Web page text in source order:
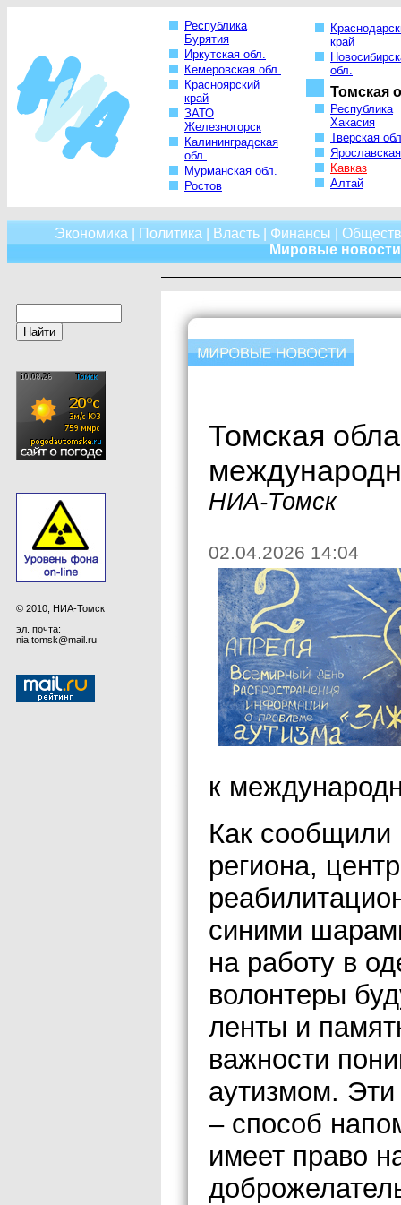
Республика
Бурятия
Иркутская обл.
Кемеровская обл.
Красноярский
край
ЗАТО
Железногорск
Калининградская
обл.
Мурманская обл.
Ростов
край
обл.
Томская
Республика
Хакасия
Тверская
Кавказ
Алтай
Экономика Политика Власть| Финансы
Мировые новости
© 2010, НИА-Томск
эл. почта:
nia.tomsk@mail.ru
Томская
НИА-Томск
02.04.2026 14:04
к
Как
региона,
синими
на работу в
волонтеры
ленты и
важности
аутизмом.
– способ
имеет право